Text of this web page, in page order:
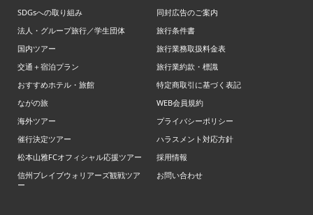
SDGsへの取り組み
法人・グループ旅行／学生団体
国内ツアー
交通＋宿泊プラン
おすすめホテル・旅館
ながの旅
海外ツアー
催行決定ツアー
松本山雅FCオフィシャル応援ツアー
信州ブレイブウォリアーズ観戦ツア
ー
同封広告のご案内
旅行条件書
旅行業務取扱料金表
旅行業約款・標識
特定商取引に基づく表記
WEB会員規約
プライバシーポリシー
ハラスメント対応方針
採用情報
お問い合わせ